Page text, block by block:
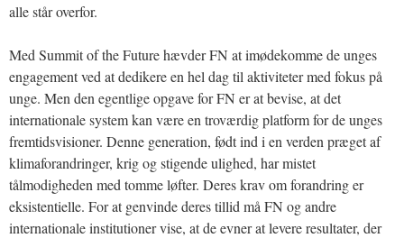
alle står overfor.
Med Summit of the Future hævder FN at imødekomme de unges
engagement ved at dedikere en hel dag til aktiviteter med fokus på
unge. Men den egentlige opgave for FN er at bevise, at det
internationale system kan være en troværdig platform for de unges
fremtidsvisioner. Denne generation, født ind i en verden præget af
klimaforandringer, krig og stigende ulighed, har mistet
tålmodigheden med tomme løfter. Deres krav om forandring er
eksistentielle. For at genvinde deres tillid må FN og andre
internationale institutioner vise, at de evner at levere resultater, der